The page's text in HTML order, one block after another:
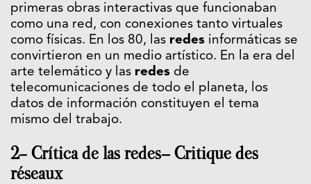
primeras obras interactivas que funcionaban
como una red, con conexiones tanto virtuales
como físicas. En los 80, las redes informáticas se
convirtieron en un medio artístico. En la era del
arte telemático y las redes de
telecomunicaciones de todo el planeta, los
datos de información constituyen el tema
mismo del trabajo.
2- Crítica de las redes— Critique des
réseaux